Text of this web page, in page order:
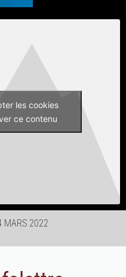
les cookies
ce contenu
MARS 2022